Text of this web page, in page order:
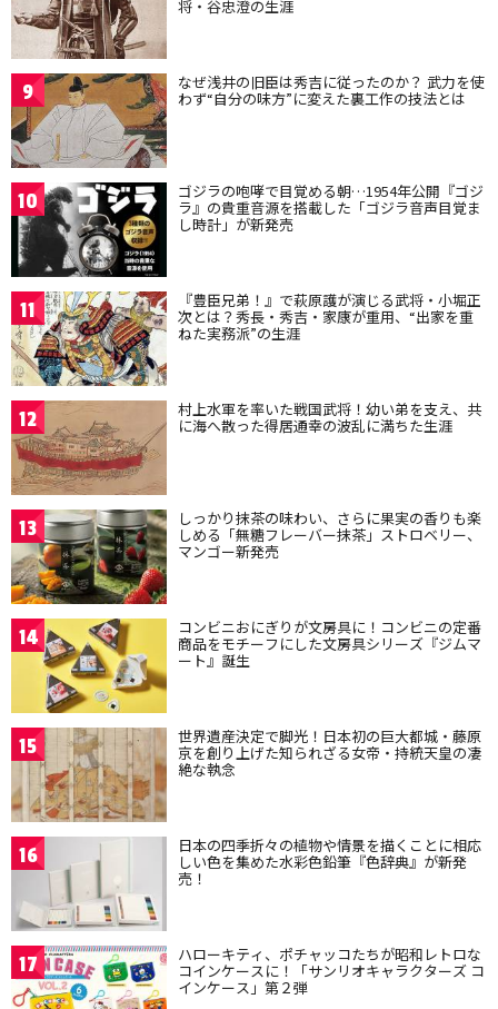
将・谷忠澄の生涯
9 なぜ浅井の旧臣は秀吉に従ったのか？ 武力を使
わず“自分の味方”に変えた裏工作の技法とは
10 ゴジラの咆哮で目覚める朝…1954年公開『ゴジ
ラ』の貴重音源を搭載した「ゴジラ音声目覚ま
し時計」が新発売
11 『豊臣兄弟！』で萩原護が演じる武将・小堀正
次とは？秀長・秀吉・家康が重用、“出家を重
ねた実務派”の生涯
12 村上水軍を率いた戦国武将！幼い弟を支え、共
に海へ散った得居通幸の波乱に満ちた生涯
13 しっかり抹茶の味わい、さらに果実の香りも楽
しめる「無糖フレーバー抹茶」ストロベリー、
マンゴー新発売
14 コンビニおにぎりが文房具に！コンビニの定番
商品をモチーフにした文房具シリーズ『ジムマ
ート』誕生
15 世界遺産決定で脚光！日本初の巨大都城・藤原
京を創り上げた知られざる女帝・持統天皇の凄
絶な執念
16 日本の四季折々の植物や情景を描くことに相応
しい色を集めた水彩色鉛筆『色辞典』が新発
売！
17 ハローキティ、ポチャッコたちが昭和レトロな
コインケースに！「サンリオキャラクターズ コ
インケース」第２弾